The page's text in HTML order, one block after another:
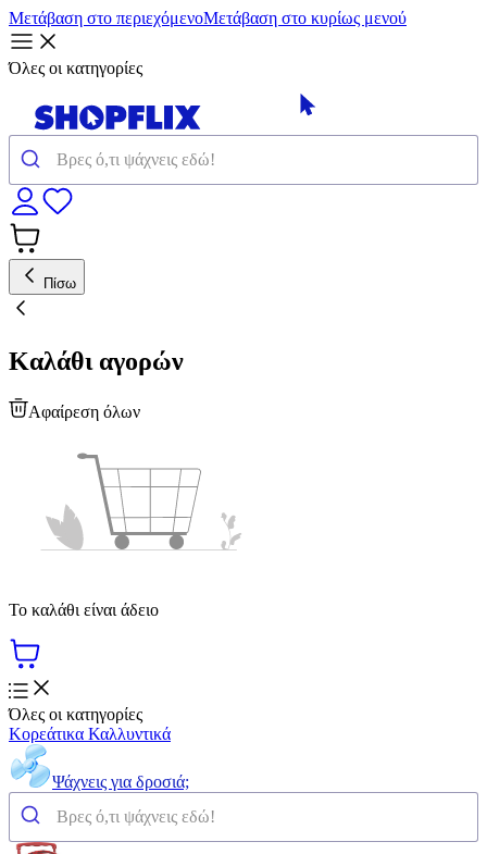
Μετάβαση στο περιεχόμενοΜετάβαση στο κυρίως μενού
Όλες οι κατηγορίες
Πίσω
Καλάθι αγορών
Αφαίρεση όλων
Το καλάθι είναι άδειο
Όλες οι κατηγορίες
Κορεάτικα Καλλυντικά
Ψάχνεις για δροσιά;